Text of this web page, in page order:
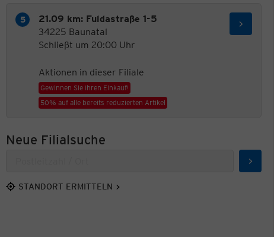
21.09 km: Fuldastraße 1-5
34225 Baunatal
Schließt um 20:00 Uhr
Aktionen in dieser Filiale
Gewinnen Sie Ihren Einkauf!
50% auf alle bereits reduzierten Artikel
Neue Filialsuche
Suchen
STANDORT ERMITTELN